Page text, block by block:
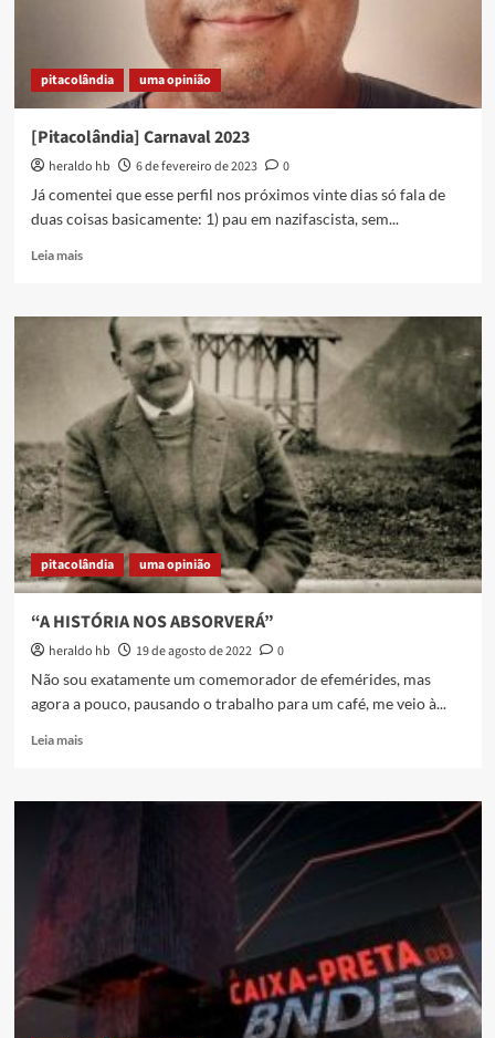
pitacolândia uma opinião
[Pitacolândia] Carnaval 2023
heraldo hb 6 de fevereiro de 2023
0
Já comentei que esse perfil nos próximos vinte dias só fala de
duas coisas basicamente: 1) pau em nazifascista, sem...
Leia maisRead
[Pitacolândia]
Carnaval
2023
pitacolândia uma opinião
“A HISTÓRIA NOS ABSORVERÁ”
heraldo hb 19 de agosto de 2022
0
Não sou exatamente um comemorador de efemérides, mas
agora a pouco, pausando o trabalho para um café, me veio à...
Leia maisRead
“A